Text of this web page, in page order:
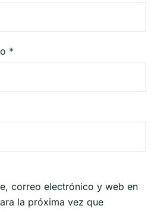
*
correo electrónico y web en
la próxima vez que